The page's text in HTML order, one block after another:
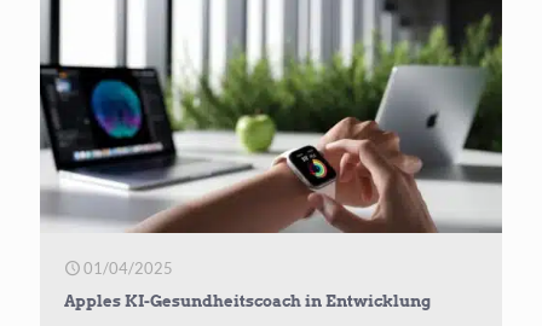
01/04/2025
Apples KI-Gesundheitscoach in Entwicklung